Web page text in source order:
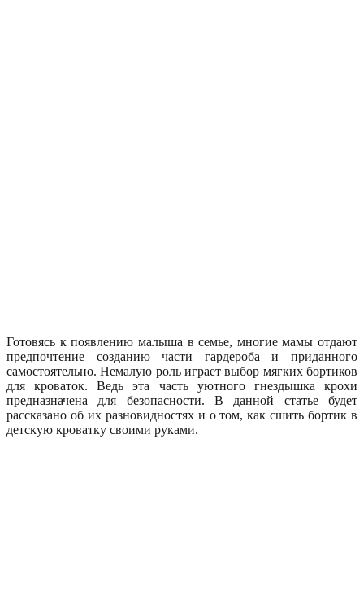
Готовясь к появлению малыша в семье, многие мамы отдают
предпочтение созданию части гардероба и приданного
самостоятельно. Немалую роль играет выбор мягких бортиков
для кроваток. Ведь эта часть уютного гнездышка крохи
предназначена для безопасности. В данной статье будет
рассказано об их разновидностях и о том, как сшить бортик в
детскую кроватку своими руками.